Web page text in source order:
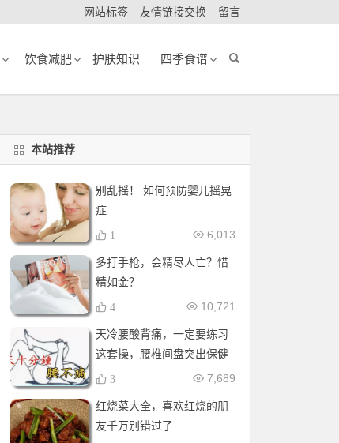
网站标签 友情链接交换 留言
饮食减肥 护肤知识 四季食谱
本站推荐
别乱摇！ 如何预防婴儿摇晃
症
6,013
1
多打手枪，会精尽人亡？惜
精如金？
10,721
4
天冷腰酸背痛，一定要练习
这套操，腰椎间盘突出保健
操，全套收好！每天十分钟
7,689
3
红烧菜大全，喜欢红烧的朋
友千万别错过了